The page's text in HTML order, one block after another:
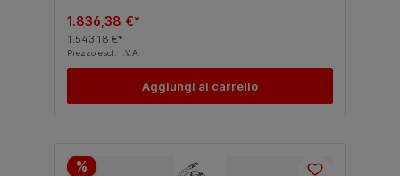
1.836,38 €*
1.543,18 €*
Prezzo escl. I.V.A.
Aggiungi al carrello
%